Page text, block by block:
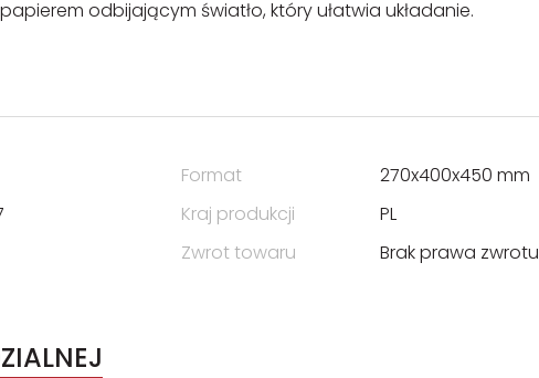
odbijającym światło, który ułatwia układanie.
Format
270x400x450 mm
Kraj produkcji
PL
Zwrot towaru
Brak prawa zwrotu